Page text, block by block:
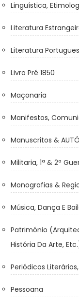
Linguística,
Literatura
Literatura
Livro Pré 1850
Maçonaria
Manifestos,
Manuscritos &
Militaria, 1ª & 2ª
Monografias &
Música, Dança E
Património
História Da Arte,
Periódicos
Pessoana